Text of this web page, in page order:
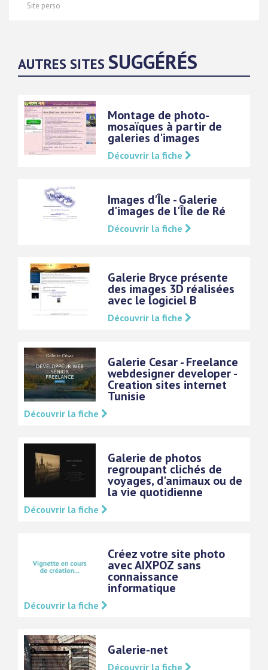
Site perso
AUTRES SITES SUGGÉRÉS
Montage de photo-
mosaïques à partir de
galeries d'images
Découvrir la fiche
Images d'Île - Galerie
d'images de l'Île de Ré
Découvrir la fiche
Galerie Bryce présente
des images 3D réalisées
avec le logiciel B
Découvrir la fiche
Galerie Cesar - Freelance
webdesigner developer -
Creation sites internet
Tunisie
Découvrir la fiche
Galerie de photos
regroupant clichés de
voyages, d'animaux ou de
la vie quotidienne
Découvrir la fiche
Créez votre site photo
avec AIXPOZ sans
connaissance
informatique
Découvrir la fiche
Galerie-net
Découvrir la fiche